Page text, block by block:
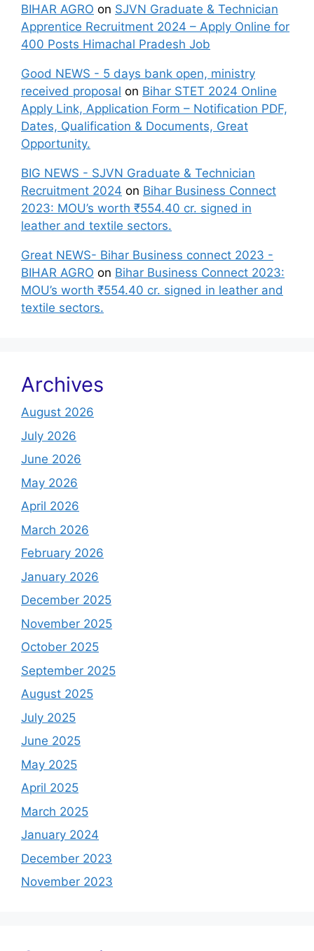
BIHAR AGRO on SJVN Graduate & Technician
Apprentice Recruitment 2024 – Apply Online for
400 Posts Himachal Pradesh Job
Good NEWS - 5 days bank open, ministry
received proposal on Bihar STET 2024 Online
Apply Link, Application Form – Notification PDF,
Dates, Qualification & Documents, Great
Opportunity.
BIG NEWS - SJVN Graduate & Technician
Recruitment 2024 on Bihar Business Connect
2023: MOU’s worth ₹554.40 cr. signed in
leather and textile sectors.
Great NEWS- Bihar Business connect 2023 -
BIHAR AGRO on Bihar Business Connect 2023:
MOU’s worth ₹554.40 cr. signed in leather and
textile sectors.
Archives
August 2026
July 2026
June 2026
May 2026
April 2026
March 2026
February 2026
January 2026
December 2025
November 2025
October 2025
September 2025
August 2025
July 2025
June 2025
May 2025
April 2025
March 2025
January 2024
December 2023
November 2023